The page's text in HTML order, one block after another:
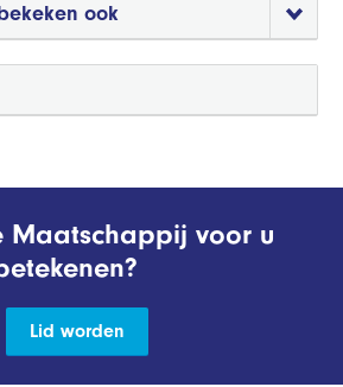
ook
Maatschappij voor u
Lid worden